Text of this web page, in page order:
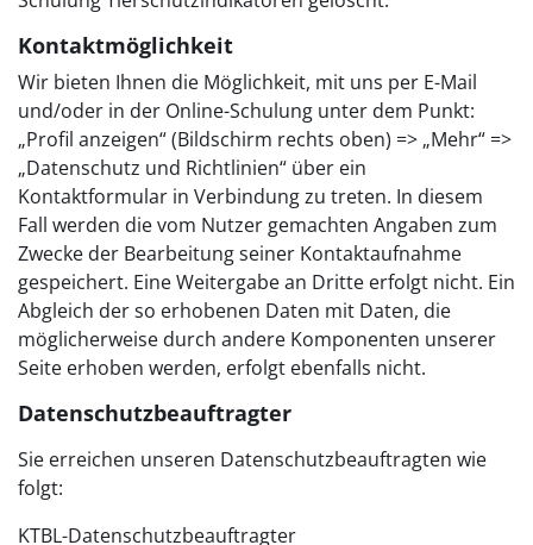
Kontaktmöglichkeit
Wir bieten Ihnen die Möglichkeit, mit uns per E-Mail
und/oder in der Online-Schulung unter dem Punkt:
„Profil anzeigen“ (Bildschirm rechts oben) => „Mehr“ =>
„Datenschutz und Richtlinien“ über ein
Kontaktformular in Verbindung zu treten. In diesem
Fall werden die vom Nutzer gemachten Angaben zum
Zwecke der Bearbeitung seiner Kontaktaufnahme
gespeichert. Eine Weitergabe an Dritte erfolgt nicht. Ein
Abgleich der so erhobenen Daten mit Daten, die
möglicherweise durch andere Komponenten unserer
Seite erhoben werden, erfolgt ebenfalls nicht.
Datenschutzbeauftragter
Sie erreichen unseren Datenschutzbeauftragten wie
folgt:
KTBL-Datenschutzbeauftragter